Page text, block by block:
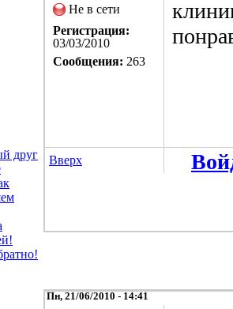
друг
Не в сети
Регистрация:
03/03/2010
Сообщения: 263
Вверх
Пн, 21/06/2010 - 14:41